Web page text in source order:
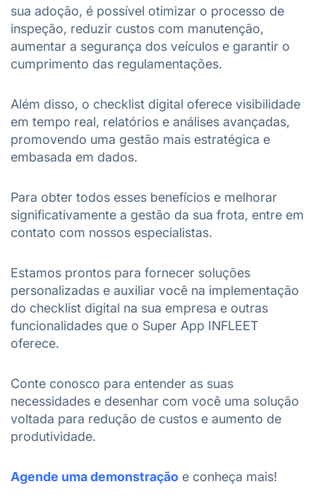
sua adoção, é possível otimizar o processo de
inspeção, reduzir custos com manutenção,
aumentar a segurança dos veículos e garantir o
cumprimento das regulamentações.
Além disso, o checklist digital oferece visibilidade
em tempo real, relatórios e análises avançadas,
promovendo uma gestão mais estratégica e
embasada em dados.
Para obter todos esses benefícios e melhorar
significativamente a gestão da sua frota, entre em
contato com nossos especialistas.
Estamos prontos para fornecer soluções
personalizadas e auxiliar você na implementação
do checklist digital na sua empresa e outras
funcionalidades que o Super App INFLEET
oferece.
Conte conosco para entender as suas
necessidades e desenhar com você uma solução
voltada para redução de custos e aumento de
produtividade.
Agende uma demonstração e conheça mais!